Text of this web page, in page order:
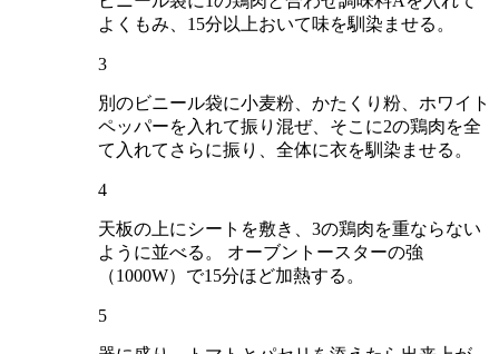
よくもみ、15分以上おいて味を馴染ませる。
3
別のビニール袋に小麦粉、かたくり粉、ホワイト
ペッパーを入れて振り混ぜ、そこに2の鶏肉を全
て入れてさらに振り、全体に衣を馴染ませる。
4
天板の上にシートを敷き、3の鶏肉を重ならない
ように並べる。 オーブントースターの強
（1000W）で15分ほど加熱する。
5